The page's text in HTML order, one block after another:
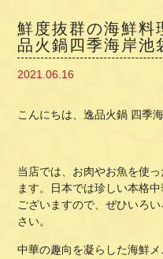
鮮度抜群の海鮮料
品火鍋四季海岸池
2021.06.16
こんにちは、逸品火鍋 四季
当店では、お肉やお魚を使
ます。日本では珍しい本格
ございますので、ぜひいろ
さい。
中華の趣向を凝らした海鮮